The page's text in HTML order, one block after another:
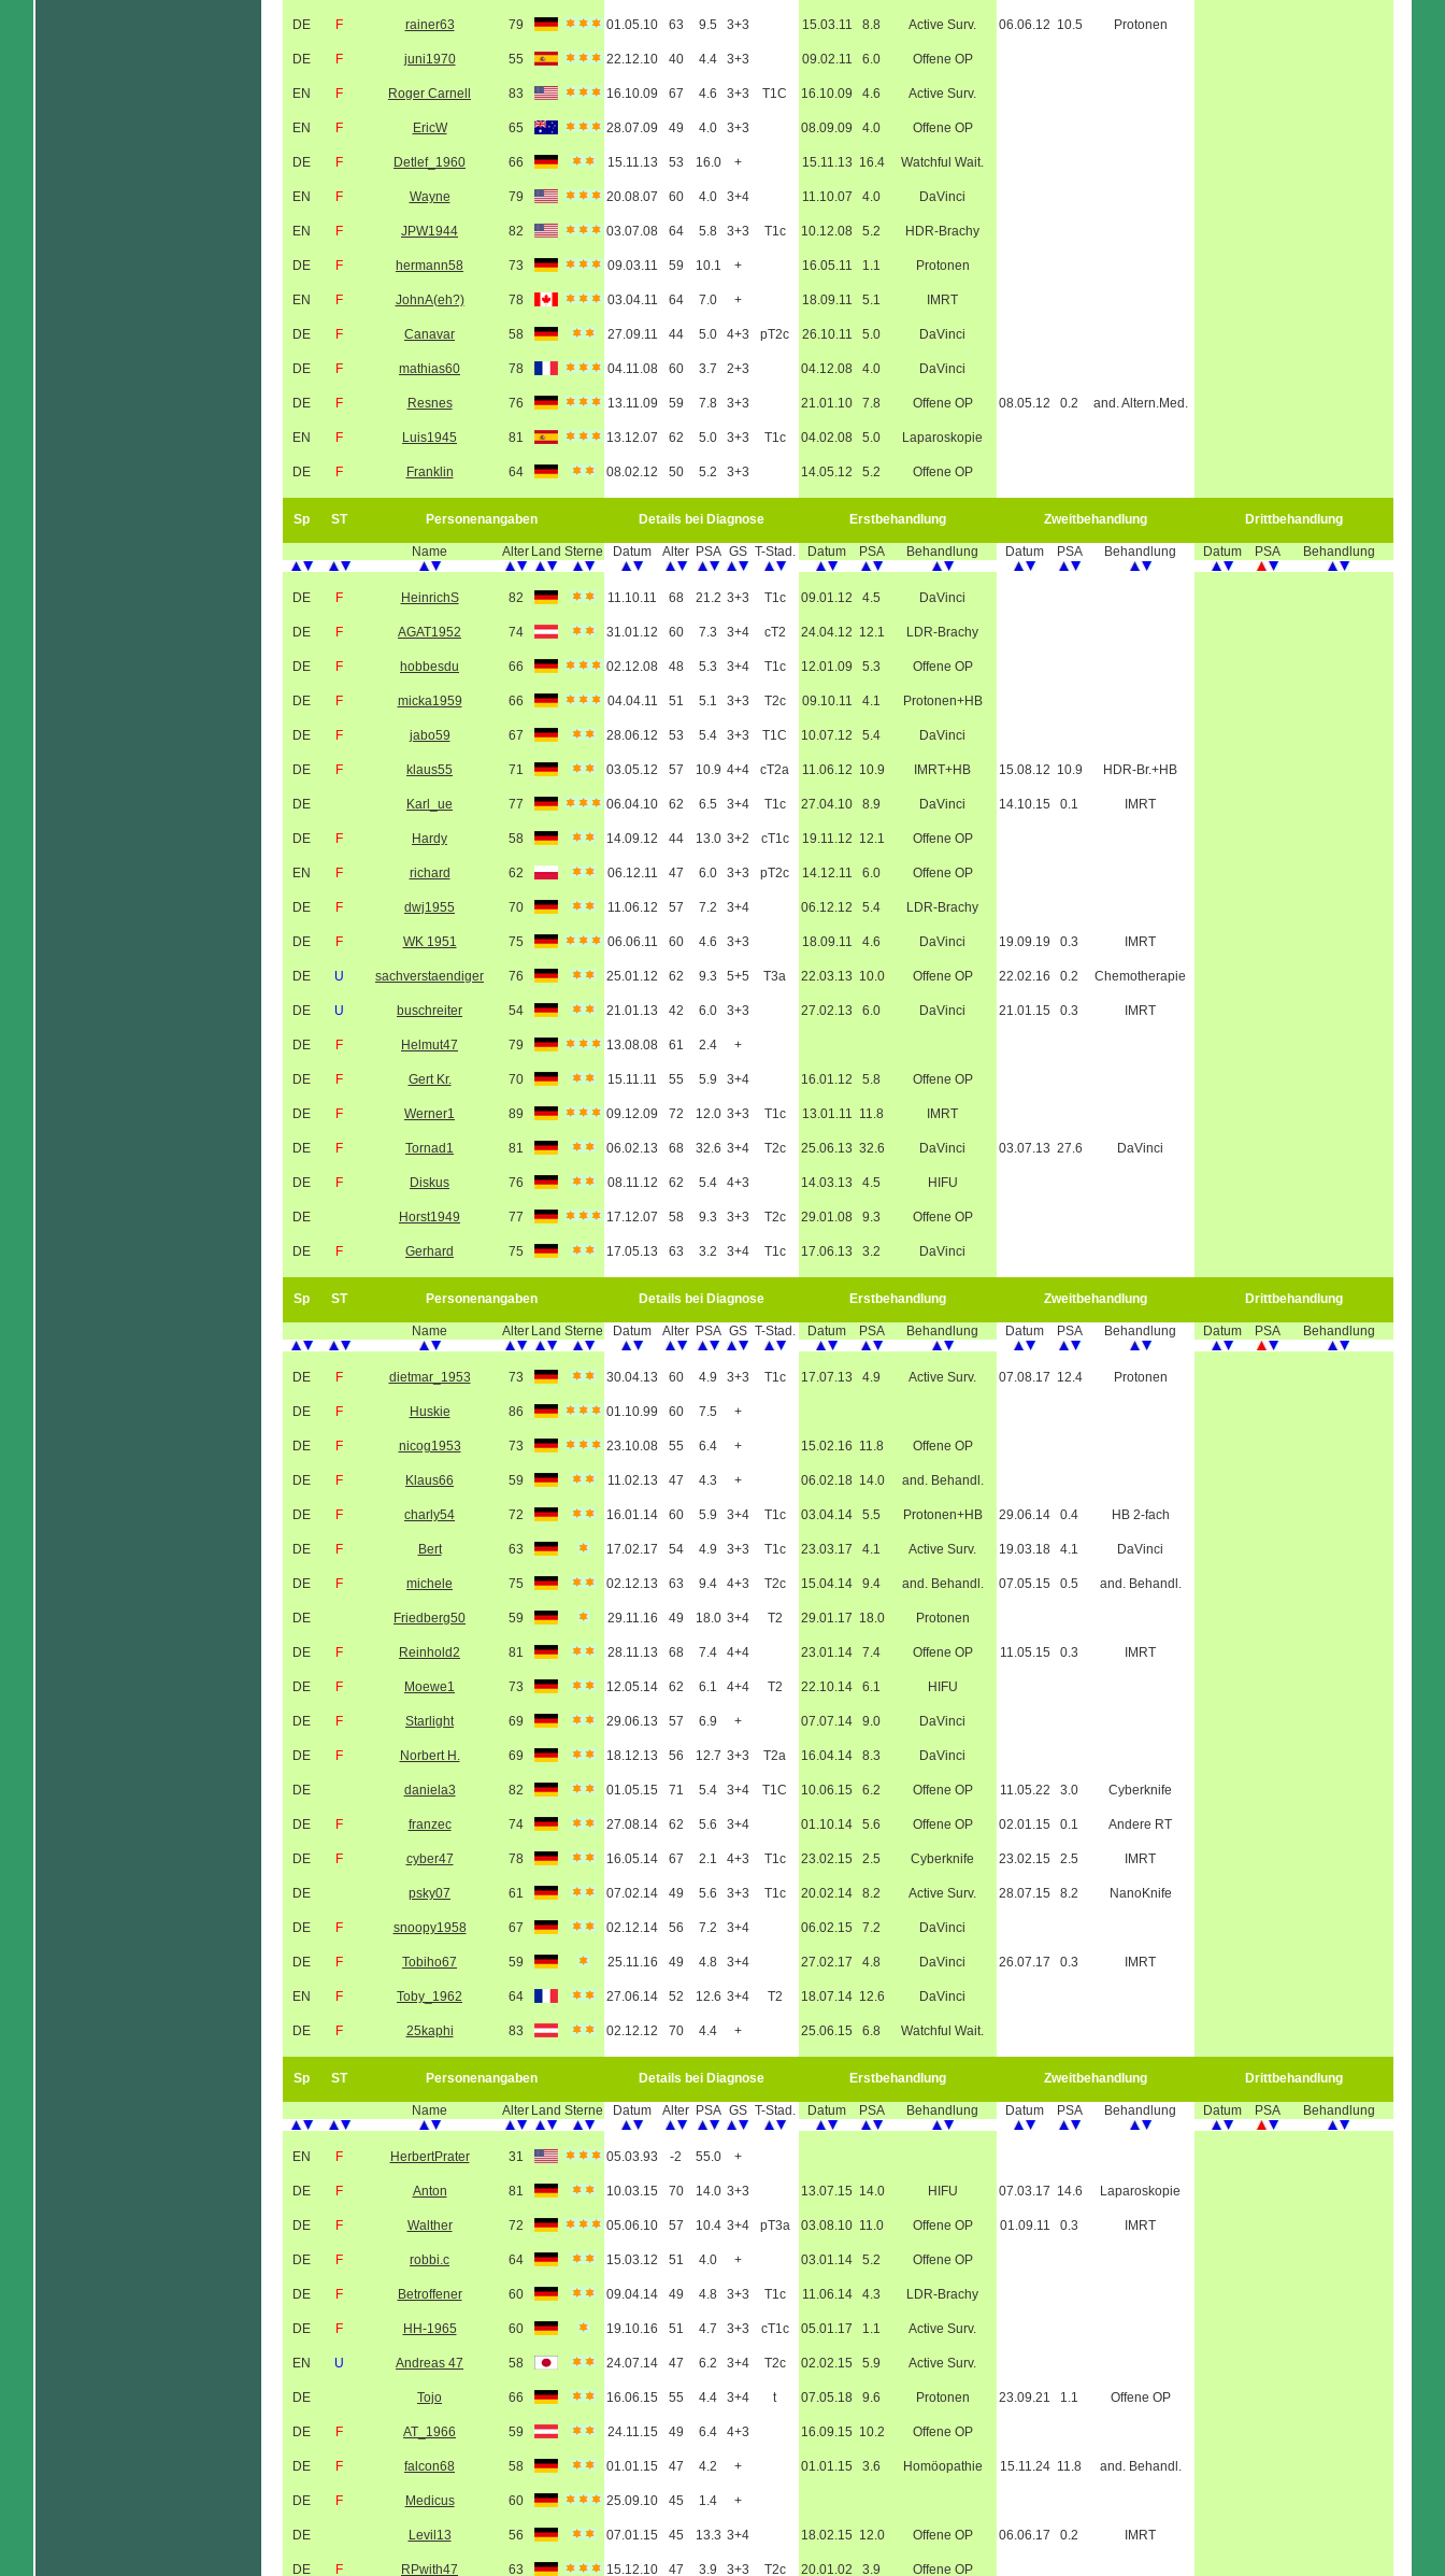
DE F rainer63 79 01.05.10 63 9.5 3+3 15.03.11 8.8 Active Surv. 06.06.12 10.5 Protonen
DE F juni1970 55 22.12.10 40 4.4 3+3 09.02.11 6.0 Offene OP
EN F Roger Carnell 83 16.10.09 67 4.6 3+3 T1C 16.10.09 4.6 Active Surv.
EN F EricW 65 28.07.09 49 4.0 3+3 08.09.09 4.0 Offene OP
DE F Detlef_1960 66 15.11.13 53 16.0 + 15.11.13 16.4 Watchful Wait.
EN F Wayne 79 20.08.07 60 4.0 3+4 11.10.07 4.0 DaVinci
EN F JPW1944 82 03.07.08 64 5.8 3+3 T1c 10.12.08 5.2 HDR-Brachy
DE F hermann58 73 09.03.11 59 10.1 + 16.05.11 1.1 Protonen
EN F JohnA(eh?) 78 03.04.11 64 7.0 + 18.09.11 5.1 IMRT
DE F Canavar 58 27.09.11 44 5.0 4+3 pT2c 26.10.11 5.0 DaVinci
DE F mathias60 78 04.11.08 60 3.7 2+3 04.12.08 4.0 DaVinci
DE F Resnes 76 13.11.09 59 7.8 3+3 21.01.10 7.8 Offene OP 08.05.12 0.2 and. Altern.Med.
EN F Luis1945 81 13.12.07 62 5.0 3+3 T1c 04.02.08 5.0 Laparoskopie
DE F Franklin 64 08.02.12 50 5.2 3+3 14.05.12 5.2 Offene OP
Sp ST Personenangaben Details bei Diagnose Erstbehandlung Zweitbehandlung Drittbehandlung
Name Alter Land Sterne Datum Alter PSA GS T-Stad. Datum PSA Behandlung Datum PSA Behandlung Datum PSA Behandlung
DE F HeinrichS 82 11.10.11 68 21.2 3+3 T1c 09.01.12 4.5 DaVinci
DE F AGAT1952 74 31.01.12 60 7.3 3+4 cT2 24.04.12 12.1 LDR-Brachy
DE F hobbesdu 66 02.12.08 48 5.3 3+4 T1c 12.01.09 5.3 Offene OP
DE F micka1959 66 04.04.11 51 5.1 3+3 T2c 09.10.11 4.1 Protonen+HB
DE F jabo59 67 28.06.12 53 5.4 3+3 T1C 10.07.12 5.4 DaVinci
DE F klaus55 71 03.05.12 57 10.9 4+4 cT2a 11.06.12 10.9 IMRT+HB 15.08.12 10.9 HDR-Br.+HB
DE Karl_ue 77 06.04.10 62 6.5 3+4 T1c 27.04.10 8.9 DaVinci 14.10.15 0.1 IMRT
DE F Hardy 58 14.09.12 44 13.0 3+2 cT1c 19.11.12 12.1 Offene OP
EN F richard 62 06.12.11 47 6.0 3+3 pT2c 14.12.11 6.0 Offene OP
DE F dwj1955 70 11.06.12 57 7.2 3+4 06.12.12 5.4 LDR-Brachy
DE F WK 1951 75 06.06.11 60 4.6 3+3 18.09.11 4.6 DaVinci 19.09.19 0.3 IMRT
DE U sachverstaendiger 76 25.01.12 62 9.3 5+5 T3a 22.03.13 10.0 Offene OP 22.02.16 0.2 Chemotherapie
DE U buschreiter 54 21.01.13 42 6.0 3+3 27.02.13 6.0 DaVinci 21.01.15 0.3 IMRT
DE F Helmut47 79 13.08.08 61 2.4 +
DE F Gert Kr. 70 15.11.11 55 5.9 3+4 16.01.12 5.8 Offene OP
DE F Werner1 89 09.12.09 72 12.0 3+3 T1c 13.01.11 11.8 IMRT
DE F Tornad1 81 06.02.13 68 32.6 3+4 T2c 25.06.13 32.6 DaVinci 03.07.13 27.6 DaVinci
DE F Diskus 76 08.11.12 62 5.4 4+3 14.03.13 4.5 HIFU
DE Horst1949 77 17.12.07 58 9.3 3+3 T2c 29.01.08 9.3 Offene OP
DE F Gerhard 75 17.05.13 63 3.2 3+4 T1c 17.06.13 3.2 DaVinci
Sp ST Personenangaben Details bei Diagnose Erstbehandlung Zweitbehandlung Drittbehandlung
Name Alter Land Sterne Datum Alter PSA GS T-Stad. Datum PSA Behandlung Datum PSA Behandlung Datum PSA Behandlung
DE F dietmar_1953 73 30.04.13 60 4.9 3+3 T1c 17.07.13 4.9 Active Surv. 07.08.17 12.4 Protonen
DE F Huskie 86 01.10.99 60 7.5 +
DE F nicog1953 73 23.10.08 55 6.4 + 15.02.16 11.8 Offene OP
DE F Klaus66 59 11.02.13 47 4.3 + 06.02.18 14.0 and. Behandl.
DE F charly54 72 16.01.14 60 5.9 3+4 T1c 03.04.14 5.5 Protonen+HB 29.06.14 0.4 HB 2-fach
DE F Bert 63 17.02.17 54 4.9 3+3 T1c 23.03.17 4.1 Active Surv. 19.03.18 4.1 DaVinci
DE F michele 75 02.12.13 63 9.4 4+3 T2c 15.04.14 9.4 and. Behandl. 07.05.15 0.5 and. Behandl.
DE Friedberg50 59 29.11.16 49 18.0 3+4 T2 29.01.17 18.0 Protonen
DE F Reinhold2 81 28.11.13 68 7.4 4+4 23.01.14 7.4 Offene OP 11.05.15 0.3 IMRT
DE F Moewe1 73 12.05.14 62 6.1 4+4 T2 22.10.14 6.1 HIFU
DE F Starlight 69 29.06.13 57 6.9 + 07.07.14 9.0 DaVinci
DE F Norbert H. 69 18.12.13 56 12.7 3+3 T2a 16.04.14 8.3 DaVinci
DE daniela3 82 01.05.15 71 5.4 3+4 T1C 10.06.15 6.2 Offene OP 11.05.22 3.0 Cyberknife
DE F franzec 74 27.08.14 62 5.6 3+4 01.10.14 5.6 Offene OP 02.01.15 0.1 Andere RT
DE F cyber47 78 16.05.14 67 2.1 4+3 T1c 23.02.15 2.5 Cyberknife 23.02.15 2.5 IMRT
DE psky07 61 07.02.14 49 5.6 3+3 T1c 20.02.14 8.2 Active Surv. 28.07.15 8.2 NanoKnife
DE F snoopy1958 67 02.12.14 56 7.2 3+4 06.02.15 7.2 DaVinci
DE F Tobiho67 59 25.11.16 49 4.8 3+4 27.02.17 4.8 DaVinci 26.07.17 0.3 IMRT
EN F Toby_1962 64 27.06.14 52 12.6 3+4 T2 18.07.14 12.6 DaVinci
DE F 25kaphi 83 02.12.12 70 4.4 + 25.06.15 6.8 Watchful Wait.
Sp ST Personenangaben Details bei Diagnose Erstbehandlung Zweitbehandlung Drittbehandlung
Name Alter Land Sterne Datum Alter PSA GS T-Stad. Datum PSA Behandlung Datum PSA Behandlung Datum PSA Behandlung
EN F HerbertPrater 31 05.03.93 -2 55.0 +
DE F Anton 81 10.03.15 70 14.0 3+3 13.07.15 14.0 HIFU 07.03.17 14.6 Laparoskopie
DE F Walther 72 05.06.10 57 10.4 3+4 pT3a 03.08.10 11.0 Offene OP 01.09.11 0.3 IMRT
DE F robbi.c 64 15.03.12 51 4.0 + 03.01.14 5.2 Offene OP
DE F Betroffener 60 09.04.14 49 4.8 3+3 T1c 11.06.14 4.3 LDR-Brachy
DE F HH-1965 60 19.10.16 51 4.7 3+3 cT1c 05.01.17 1.1 Active Surv.
EN U Andreas 47 58 24.07.14 47 6.2 3+4 T2c 02.02.15 5.9 Active Surv.
DE Tojo 66 16.06.15 55 4.4 3+4 t 07.05.18 9.6 Protonen 23.09.21 1.1 Offene OP
DE F AT_1966 59 24.11.15 49 6.4 4+3 16.09.15 10.2 Offene OP
DE F falcon68 58 01.01.15 47 4.2 + 01.01.15 3.6 Homöopathie 15.11.24 11.8 and. Behandl.
DE F Medicus 60 25.09.10 45 1.4 +
DE Levil13 56 07.01.15 45 13.3 3+4 18.02.15 12.0 Offene OP 06.06.17 0.2 IMRT
DE F RPwith47 63 15.12.10 47 3.9 3+3 T2c 20.01.02 3.9 Offene OP